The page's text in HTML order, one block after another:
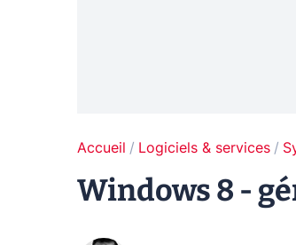
Accueil Logiciels & services
Windows 8 -